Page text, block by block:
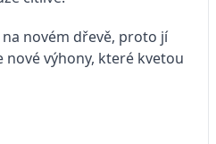
novém dřevě, proto jí
nové výhony, které kvetou